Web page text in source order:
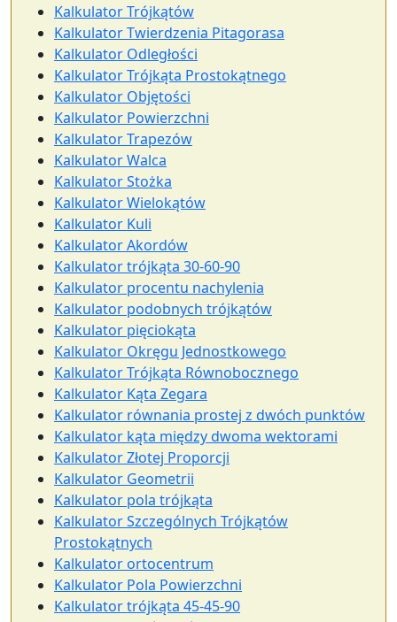
Kalkulator Trójkątów
Kalkulator Twierdzenia Pitagorasa
Kalkulator Odległości
Kalkulator Trójkąta Prostokątnego
Kalkulator Objętości
Kalkulator Powierzchni
Kalkulator Trapezów
Kalkulator Walca
Kalkulator Stożka
Kalkulator Wielokątów
Kalkulator Kuli
Kalkulator Akordów
Kalkulator trójkąta 30-60-90
Kalkulator procentu nachylenia
Kalkulator podobnych trójkątów
Kalkulator pięciokąta
Kalkulator Okręgu Jednostkowego
Kalkulator Trójkąta Równobocznego
Kalkulator Kąta Zegara
Kalkulator równania prostej z dwóch punktów
Kalkulator kąta między dwoma wektorami
Kalkulator Złotej Proporcji
Kalkulator Geometrii
Kalkulator pola trójkąta
Kalkulator Szczególnych Trójkątów
Prostokątnych
Kalkulator ortocentrum
Kalkulator Pola Powierzchni
Kalkulator trójkąta 45-45-90